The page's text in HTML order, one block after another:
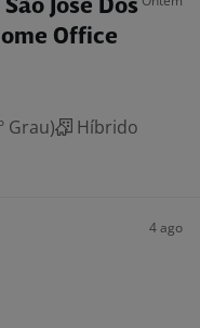
José Dos
Office
Grau)
Híbrido
4 ago